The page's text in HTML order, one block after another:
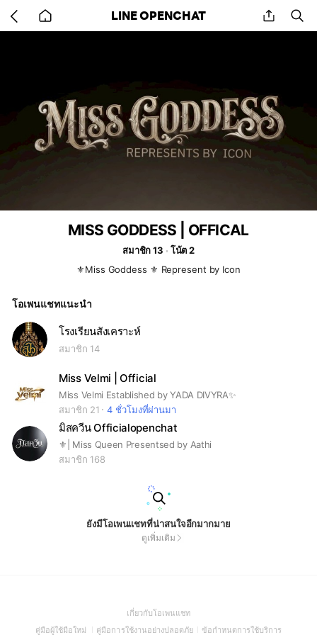
back
to
LINE OPENCHAT share
MISS GODDESS | OFFICAL
สมาชิก 13
โน้ต 2
⚜️Miss Goddess ⚜️ Represent by Icon
โอเพนแชทแนะนำ
โรงเรียนสังเคราะห์
สมาชิก 14
Miss Velmi | Official
Miss Velmi Established by YADA DIVYRA✨
สมาชิก 21
4 ชั่วโมงที่ผ่านมา
มิสควีน Officialopenchat
⚜️| Miss Queen Presentsed by Aathi
สมาชิก 168
ยังมีโอเพนแชทที่น่าสนใจอีกมากมาย
ดูเพิ่มเติม
เกี่ยวกับโอเพนแชท(Open
in
คู่มือผู้ใช้มือใหม่ (Open
คู่มือการใช้งานอย่างปลอดภัย(Open
ข้อกำหนดการใช้บริการ(Open